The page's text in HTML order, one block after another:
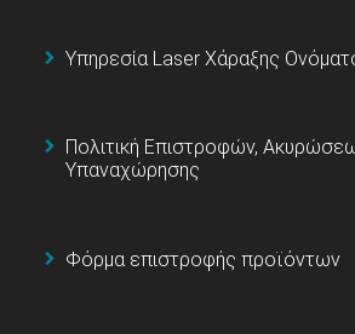
Υπηρεσία Laser Χάραξης
Πολιτική Επιστροφών,
Υπαναχώρησης
Φόρμα επιστροφής προϊόντων